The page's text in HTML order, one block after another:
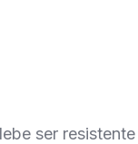
ser